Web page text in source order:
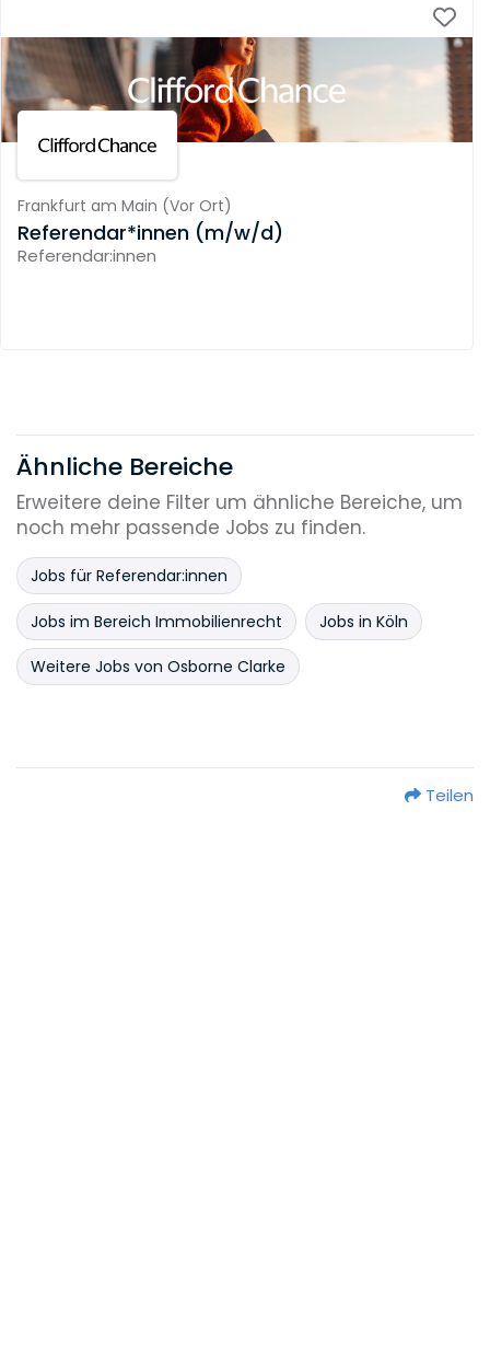
Frankfurt am Main (Vor Ort)
Referendar*innen (m/w/d)
Referendar:innen
Ähnliche Bereiche
Erweitere deine Filter um ähnliche Bereiche, um
noch mehr passende Jobs zu finden.
Jobs für Referendar:innen
Jobs im Bereich Immobilienrecht Jobs in Köln
Weitere Jobs von Osborne Clarke
Teilen